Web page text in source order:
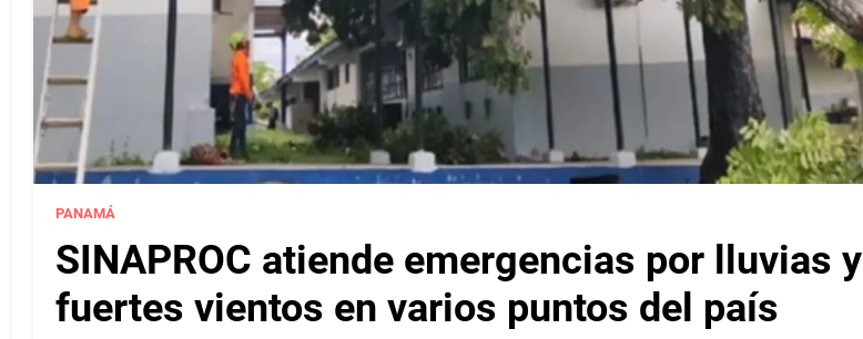
PANAMÁ
SINAPROC atiende emergencias por lluvias y
fuertes vientos en varios puntos del país